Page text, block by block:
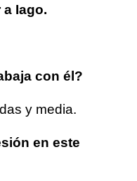
Iago.
con él?
y media.
en este